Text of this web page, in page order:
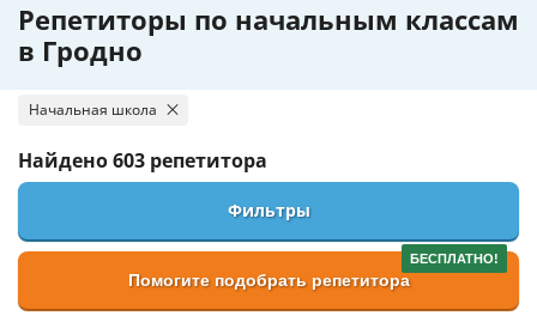
Репетиторы по начальным классам
в Гродно
Начальная школа
Найдено603 репетитора
Фильтры
БЕСПЛАТНО!
Помогите подобрать репетитора